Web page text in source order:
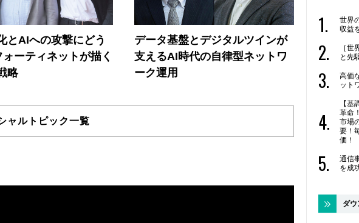
とAIへの攻撃にどう
ーティネットが描く
略
データ基盤とデジタルツインが
支えるAI時代の自律型ネットワ
ーク運用
ャルトピック一覧
世界
収益
［
と先
高価
ット
【
革命
市場
要！
価！
通信
を成
ダ